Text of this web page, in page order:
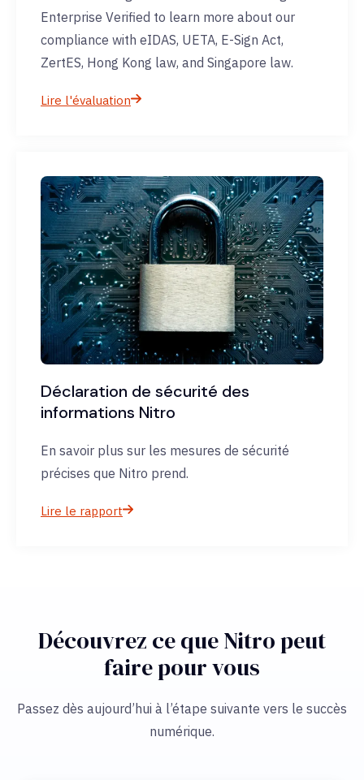
Enterprise Verified to learn more about our
compliance with eIDAS, UETA, E-Sign Act,
ZertES, Hong Kong law, and Singapore law.
Lire l'évaluation
Déclaration de sécurité des
informations Nitro
En savoir plus sur les mesures de sécurité
précises que Nitro prend.
Lire le rapport
Découvrez ce que Nitro peut
faire pour vous
Passez dès aujourd’hui à l’étape suivante vers le succès
numérique.